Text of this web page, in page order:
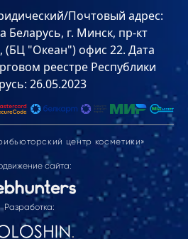
Почтовый адрес:
Беларусь, г. Минск, пр-кт
(БЦ "Океан") офис 22. Дата
реестре Республики
26.05.2023
центр косметики»
сайта:
Разработка: